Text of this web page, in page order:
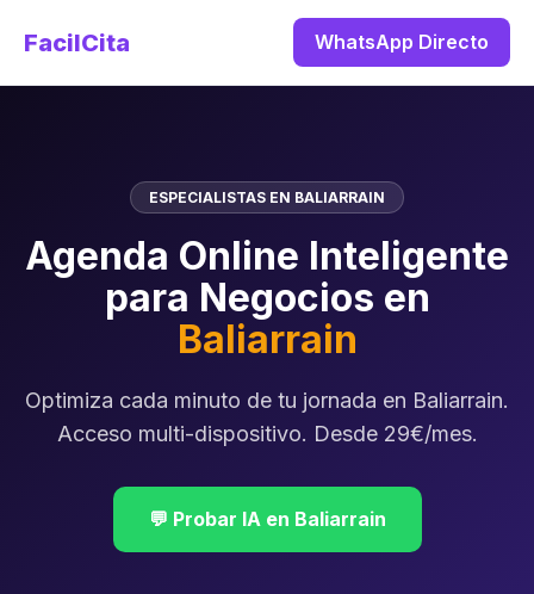
FacilCita WhatsApp Directo
ESPECIALISTAS EN BALIARRAIN
Agenda Online Inteligente
para Negocios en
Baliarrain
Optimiza cada minuto de tu jornada en Baliarrain.
Acceso multi-dispositivo. Desde 29€/mes.
💬 Probar IA en Baliarrain